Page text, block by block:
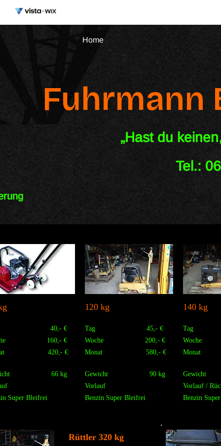
du keinen, dann
06154 -
Home
40,- €
160,- €
420,- €
66 kg
Super Bleifrei
120 kg
Tag 45,- €
Woche 200,- €
Monat 580,- €
Gewicht 90 kg
Vorlauf
Benzin Super Bleifrei
140 kg
Tag
Vorlauf /
Benzin
Rüttler 320 kg